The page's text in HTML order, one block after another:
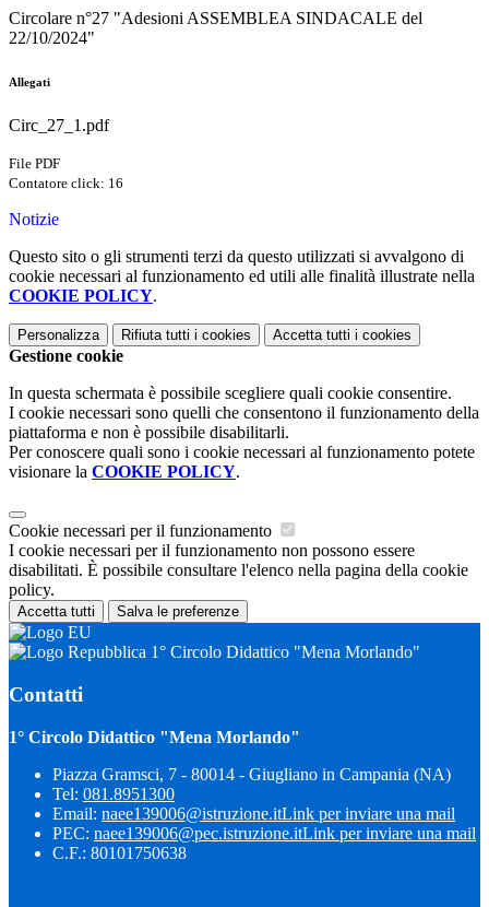
Circolare n°27 "Adesioni ASSEMBLEA SINDACALE del
22/10/2024"
Allegati
Circ_27_1.pdf
File PDF
Contatore click: 16
Notizie
Questo sito o gli strumenti terzi da questo utilizzati si avvalgono di
cookie necessari al funzionamento ed utili alle finalità illustrate nella
COOKIE POLICY.
Personalizza Rifiuta tutti i cookies Accetta tutti i cookies
Gestione cookie
In questa schermata è possibile scegliere quali cookie consentire.
I cookie necessari sono quelli che consentono il funzionamento della
piattaforma e non è possibile disabilitarli.
Per conoscere quali sono i cookie necessari al funzionamento potete
visionare la COOKIE POLICY.
Cookie necessari per il funzionamento
I cookie necessari per il funzionamento non possono essere
disabilitati. È possibile consultare l'elenco nella pagina della cookie
policy.
Accetta tutti Salva le preferenze
1° Circolo Didattico "Mena Morlando"
Contatti
1° Circolo Didattico "Mena Morlando"
Piazza Gramsci, 7 - 80014 - Giugliano in Campania (NA)
Tel: 081.8951300
Email: naee139006@istruzione.itLink per inviare una mail
PEC: naee139006@pec.istruzione.itLink per inviare una mail
C.F.: 80101750638